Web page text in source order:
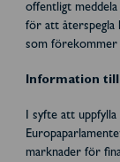
offentligt
för att återspegla
som förekommer
Information
I syfte att
marknader för